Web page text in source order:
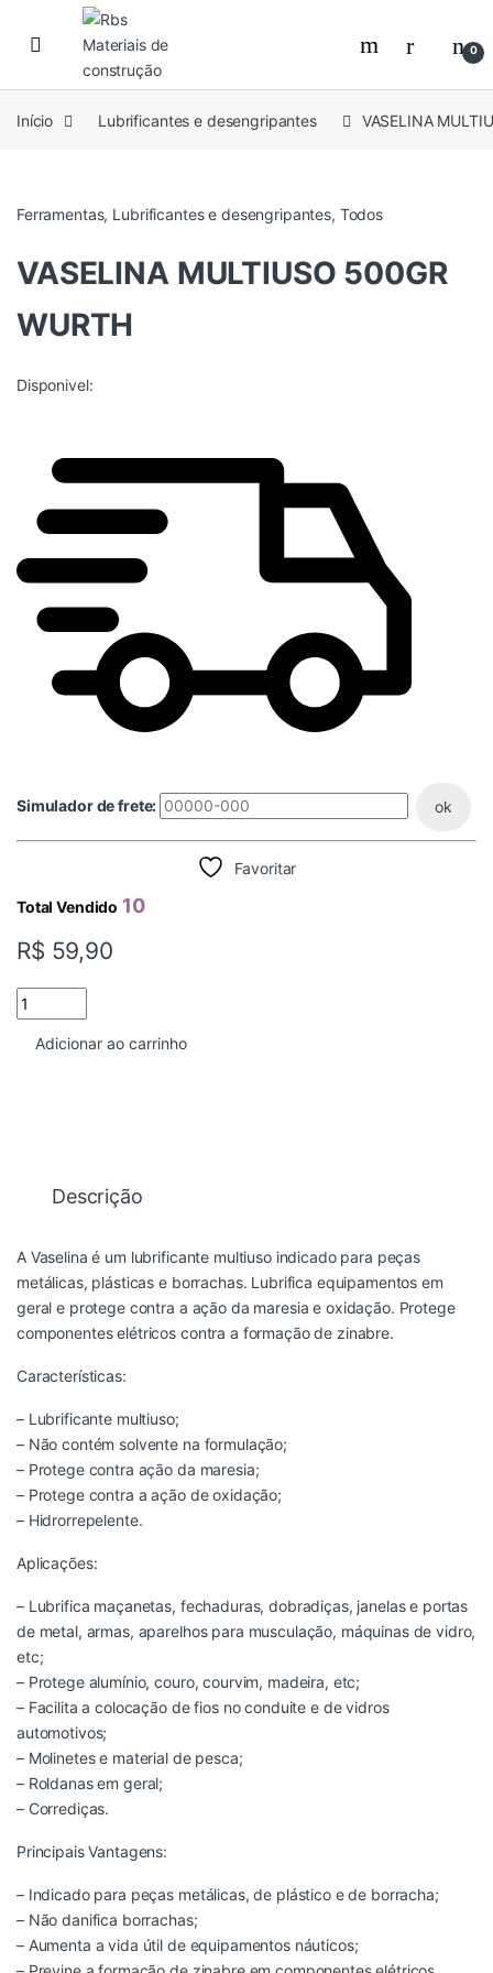
Skip to navigation
Skip to content
0
Início Lubrificantes e desengripantes VASELINA
Ferramentas, Lubrificantes e desengripantes, Todos
VASELINA MULTIUSO 500GR
WURTH
Disponivel:
Simulador de frete: ok
Favoritar
Total Vendido 10
R$ 59,90
VASELINA MULTIUSO 500GR WURTH quantidade
Adicionar ao carrinho
Descrição
A Vaselina é um lubrificante multiuso indicado para peças
metálicas, plásticas e borrachas. Lubrifica equipamentos em
geral e protege contra a ação da maresia e oxidação. Protege
componentes elétricos contra a formação de zinabre.
Características:
– Lubrificante multiuso;
– Não contém solvente na formulação;
– Protege contra ação da maresia;
– Protege contra a ação de oxidação;
– Hidrorrepelente.
Aplicações:
– Lubrifica maçanetas, fechaduras, dobradiças, janelas e portas
de metal, armas, aparelhos para musculação, máquinas de vidro,
etc;
– Protege alumínio, couro, courvim, madeira, etc;
– Facilita a colocação de fios no conduite e de vidros
automotivos;
– Molinetes e material de pesca;
– Roldanas em geral;
– Corrediças.
Principais Vantagens:
– Indicado para peças metálicas, de plástico e de borracha;
– Não danifica borrachas;
– Aumenta a vida útil de equipamentos náuticos;